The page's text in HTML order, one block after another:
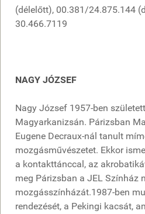
(délelőtt), 00.381/24.875.144
30.466.7119
NAGY JÓZSEF
Nagy József 1957-ben
Magyarkanizsán. Párizsban
Eugene Decraux-nál tanult
mozgásművészetet. Ekkor
a kontakttánccal, az
meg Párizsban a JEL Színház
mozgásszínházát.1987-ben
rendezését, a Pekingi kacsát,